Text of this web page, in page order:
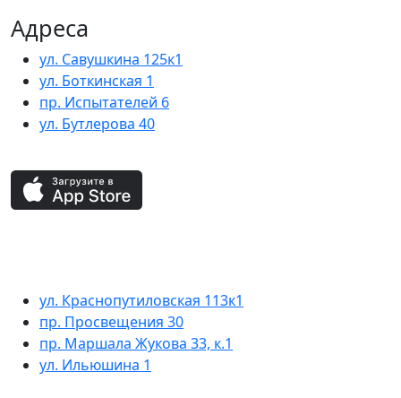
Адреса
ул. Савушкина 125к1
ул. Боткинская 1
пр. Испытателей 6
ул. Бутлерова 40
ул. Краснопутиловская 113к1
пр. Просвещения 30
пр. Маршала Жукова 33, к.1
ул. Ильюшина 1